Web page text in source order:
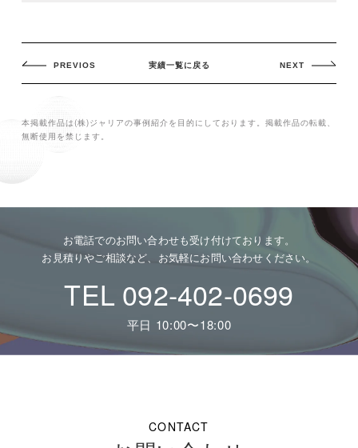
PREVIOS 実績一覧に戻る NEXT
本掲載作品は(株)ジャリアの事例紹介を目的にしております。掲載作品の転載、
無断使用を禁じます。
お電話でのお問い合わせも受け付けております。
お見積りやご相談など、お気軽にお問い合わせください。
TEL 092-402-0699
平日 10:00〜18:00
CONTACT